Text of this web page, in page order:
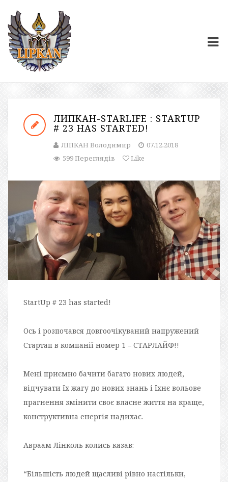
ЛИПКАН-STARLIFE : STARTUP
# 23 HAS STARTED!
ЛІПКАН Володимир
07.12.2018
599 Переглядів
Like
StartUp # 23 has started!
Ось і розпочався довгоочікуваний напружений
Стартап в компанії номер 1 – СТАРЛАЙФ!!
Мені приємно бачити багато нових людей,
відчувати їх жагу до нових знань і їхнє вольове
прагнення змінити своє власне життя на краще,
конструктивна енергія надихає.
Авраам Лінколь колись казав:
“Більшість людей щасливі рівно настільки,